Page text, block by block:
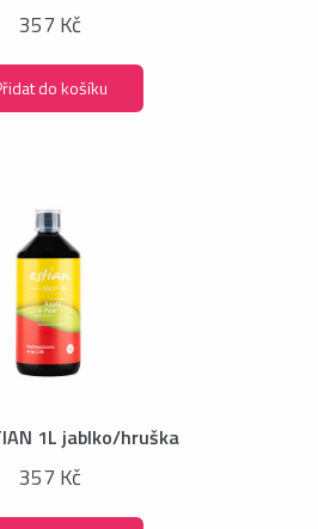
357 Kč
do košíku
1L jablko/hruška
357 Kč